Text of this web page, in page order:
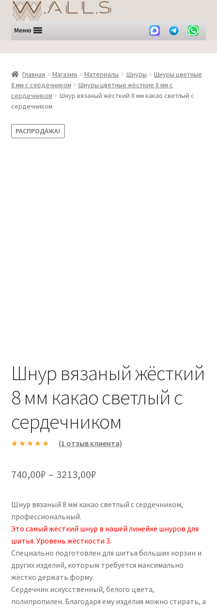
Перейти
к
навигации
Перейти
к
содержимому
Меню
Главная Магазин Материалы Шнуры
Шнуры цветные
8 мм с сердечником
Шнуры цветные жёсткие 8 мм с
сердечником
Шнур вязаный жёсткий 8 мм какао светлый с
сердечником
РАСПРОДАЖА!
Шнур вязаный жёсткий
8 мм какао светлый с
сердечником
основе
пользовател
я
(1 отзыв клиента)
740,00₽ – 3213,00₽Диапазон
740,00₽
–
3213,00₽
Шнур вязаный 8 мм какао светлый с сердечником,
профессиональный.
Это самый жёсткий шнур в нашей линейке шнуров для
шитья. Уровень жёсткости 3.
Специально подготовлен для шитья больших корзин и
других изделий, которым требуется максимально
жёстко держать форму.
Сердечник искусственный, белого цвета,
полипропилен. Благодаря ему изделия можно стирать, а